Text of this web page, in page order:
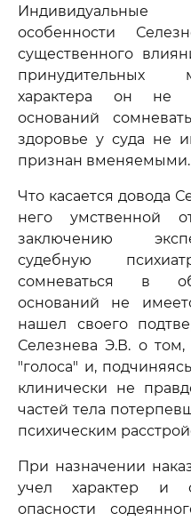
особенности
существенного
принудительных
характера он не
оснований
здоровье у суда не
признан вменяемыми.
Что касается довода
него умственной
заключению
судебную
сомневаться в
оснований не
нашел своего
Селезнева Э.В. о
"голоса" и,
клинически не
частей тела
психическим
При назначении
учел характер и
опасности